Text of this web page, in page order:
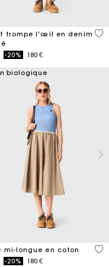
Customer Rating
trompe l'œil en denim
from
-20% 180 €
4,2
Rating
biologique
mi-longue en coton
from
-20% 180 €
5